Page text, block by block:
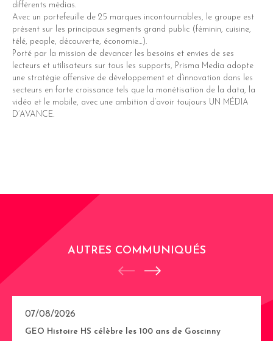
différents médias.
Avec un portefeuille de 25 marques incontournables, le groupe est
présent sur les principaux segments grand public (féminin, cuisine,
télé, people, découverte, économie…).
Porté par la mission de devancer les besoins et envies de ses
lecteurs et utilisateurs sur tous les supports, Prisma Media adopte
une stratégie offensive de développement et d’innovation dans les
secteurs en forte croissance tels que la monétisation de la data, la
vidéo et le mobile, avec une ambition d’avoir toujours UN MÉDIA
D’AVANCE.
AUTRES COMMUNIQUÉS
07/08/2026
GEO Histoire HS célèbre les 100 ans de Goscinny